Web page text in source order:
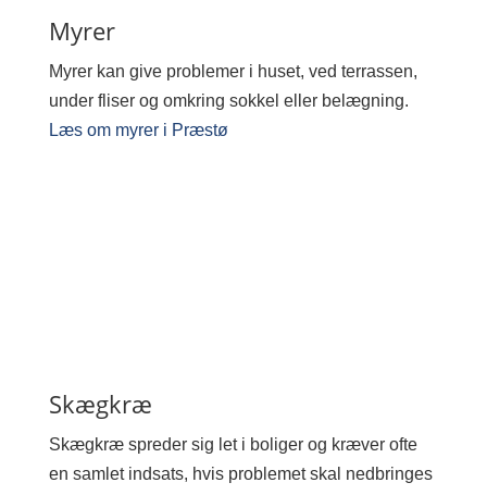
Myrer
Myrer kan give problemer i huset, ved terrassen,
under fliser og omkring sokkel eller belægning.
Læs om myrer i Præstø
Skægkræ
Skægkræ spreder sig let i boliger og kræver ofte
en samlet indsats, hvis problemet skal nedbringes